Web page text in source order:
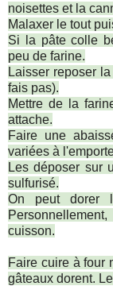
noisettes et la
Malaxer le tout
Si la pâte colle
peu de farine.
Laisser reposer
fais pas).
Mettre de la
attache.
Faire une
variées à
Les déposer sur
sulfurisé.
On peut dorer
cuisson.
Faire cuire à four
gâteaux dorent.